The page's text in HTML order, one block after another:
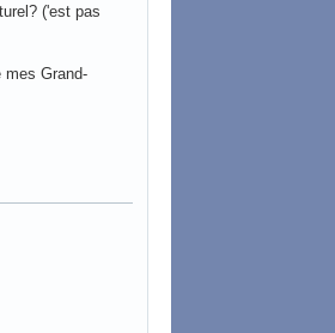
('est pas
mes Grand-